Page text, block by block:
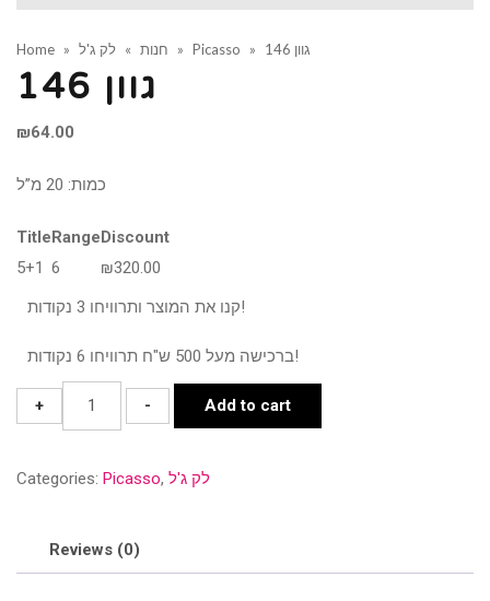
Home » חנות » לק ג'ל » Picasso » גוון 146
גוון 146
₪64.00
כמות: 20 מ”ל
TitleRangeDiscount
5+1 6 ₪320.00
קנו את המוצר ותרוויחו 3 נקודות!
ברכישה מעל 500 ש"ח תרוויחו 6 נקודות!
+
146
- Add to cart
Categories: Picasso, לק ג'ל
Reviews (0)